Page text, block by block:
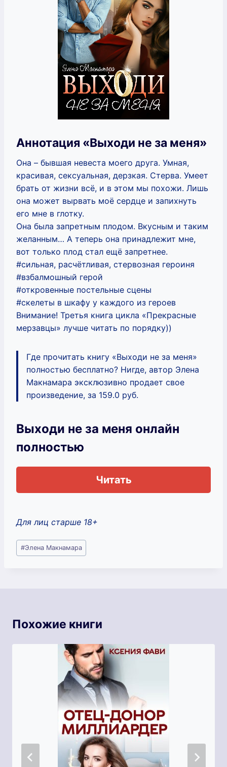
Аннотация «Выходи не за меня»
Она – бывшая невеста моего друга. Умная,
красивая, сексуальная, дерзкая. Стерва. Умеет
брать от жизни всё, и в этом мы похожи. Лишь
она может вырвать моё сердце и запихнуть
его мне в глотку.
Она была запретным плодом. Вкусным и таким
желанным… А теперь она принадлежит мне,
вот только плод стал ещё запретнее.
#сильная, расчётливая, стервозная героиня
#взбалмошный герой
#откровенные постельные сцены
#скелеты в шкафу у каждого из героев
Внимание! Третья книга цикла «Прекрасные
мерзавцы» лучше читать по порядку))
Где прочитать книгу «Выходи не за меня»
полностью бесплатно? Нигде, автор Элена
Макнамара эксклюзивно продает свое
произведение, за 159.0 руб.
Выходи не за меня онлайн
полностью
Читать
Для лиц старше 18+
Метки
записи:
#Элена Макнамара
Похожие книги